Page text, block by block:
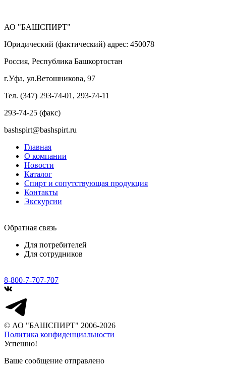
АО "БАШСПИРТ"
Юридический (фактический) адрес: 450078
Россия, Республика Башкортостан
г.Уфа, ул.Ветошникова, 97
Тел. (347) 293-74-01, 293-74-11
293-74-25 (факс)
bashspirt@bashspirt.ru
Главная
О компании
Новости
Каталог
Спирт и сопутствующая продукция
Контакты
Экскурсии
Обратная связь
Для потребителей
Для сотрудников
8-800-7-707-707
© АО "БАШСПИРТ" 2006-2026
Политика конфиденциальности
Успешно!
Ваше сообщение отправлено